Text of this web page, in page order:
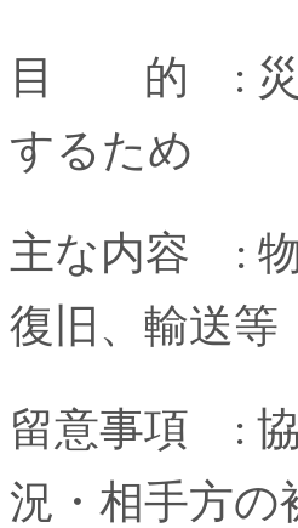
目 的 : 災害
するため
主な内容 : 物
復旧、輸送等
留意事項 :
況・相手方の